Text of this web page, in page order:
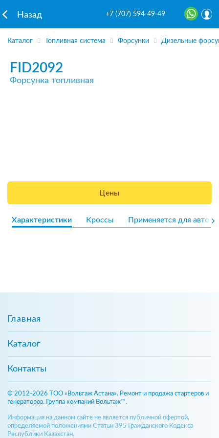
Назад +7 (707) 594-49-49
Каталог Топливная система Форсунки Дизельные
FID2092
Форсунка топливная
Цены
Характеристики Кроссы Применяется для авто
Главная
Каталог
Контакты
© 2012-2026 ТОО «Вольтаж Астана». Ремонт и продажа стартеров и
генераторов. Группа компаний Вольтаж™.
Информация на данном сайте не является публичной офертой,
определяемой положениями Статьи 395 Гражданского Кодекса
Республики Казахстан.